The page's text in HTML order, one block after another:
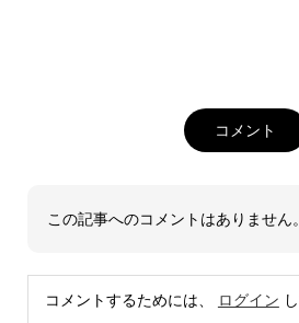
コメント
この記事へのコメントはありません。
コメントするためには、 ログイン